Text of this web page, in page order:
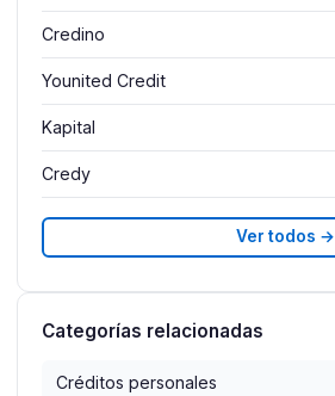
Credino
Younited Credit
Kapital
Credy
Ver todos →
Categorías relacionadas
Créditos personales